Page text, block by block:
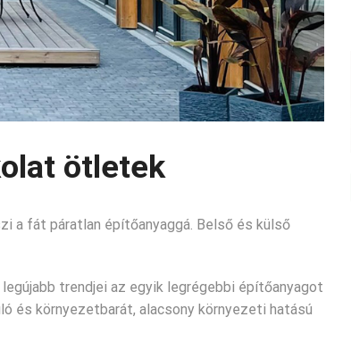
ötletek
a fát páratlan építőanyaggá. Belső és külső
trendjei az egyik legrégebbi építőanyagot
és környezetbarát, alacsony környezeti hatású